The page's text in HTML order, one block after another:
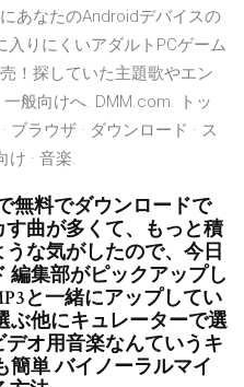
あなたのAndroidデバイスの
りにくいアダルトPCゲーム
！探していた主題歌やエン
般向けへ. DMM.com. トッ
ブラウザ · ダウンロード · ス
け · 音楽.
無料でダウンロードで
曲が多くて、もっと積
な気がしたので、今日
編集部がピックアップし
と一緒にアップしてい
ぶ他にキュレーターで選
オ用音楽なんていうキ
簡単 バイノーラルマイ